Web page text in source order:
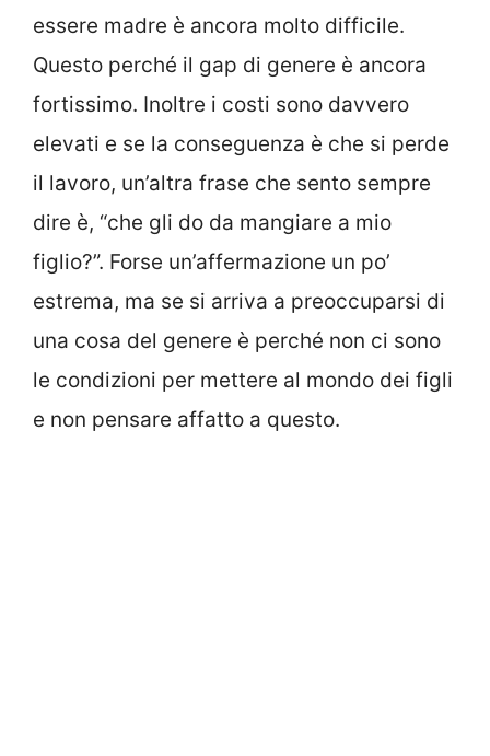
essere madre è ancora molto difficile.
Questo perché il gap di genere è ancora
fortissimo. Inoltre i costi sono davvero
elevati e se la conseguenza è che si perde
il lavoro, un’altra frase che sento sempre
dire è, “che gli do da mangiare a mio
figlio?”. Forse un’affermazione un po’
estrema, ma se si arriva a preoccuparsi di
una cosa del genere è perché non ci sono
le condizioni per mettere al mondo dei figli
e non pensare affatto a questo.